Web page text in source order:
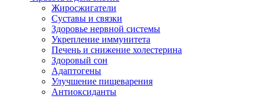
Жиросжигатели
Суставы и связки
Здоровье нервной системы
Укрепление иммунитета
Печень и снижение холестерина
Здоровый сон
Адаптогены
Улучшение пищеварения
Антиоксиданты